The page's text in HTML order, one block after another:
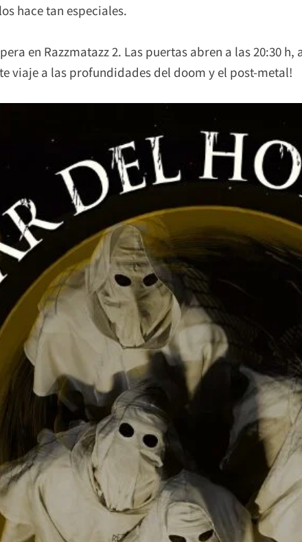
hace tan especiales.
en Razzmatazz 2. Las puertas abren a las 20:30
viaje a las profundidades del doom y el post-metal!